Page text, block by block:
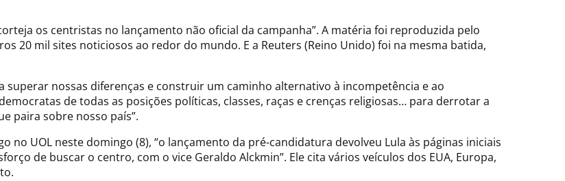
os centristas no lançamento não oficial da campanha”. A matéria foi reproduzida pelo
20 mil sites noticiosos ao redor do mundo. E a Reuters (Reino Unido) foi na mesma batida,
superar nossas diferenças e construir um caminho alternativo à incompetência e ao
de todas as posições políticas, classes, raças e crenças religiosas… para derrotar a
paira sobre nosso país”.
no UOL neste domingo (8), “o lançamento da pré-candidatura devolveu Lula às páginas iniciais
de buscar o centro, com o vice Geraldo Alckmin”. Ele cita vários veículos dos EUA, Europa,